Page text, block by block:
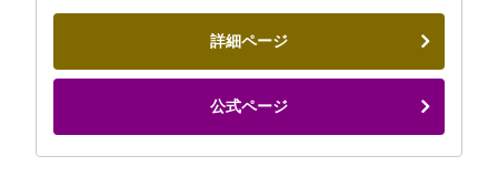
詳細ページ
公式ページ